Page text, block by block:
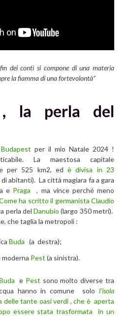
dei conti si compone di una materia
la fiamma di una fortevolontà”
, la perla del
Budapest per il mio Natale 2024 !
La maestosa capitale
per 525 km2, edè divisa in 23
di abitanti). La città magiara fa a gara
a e Praga , ma vince perché meno
ha scritto il germanista Claudio
perla delDanubio (largo 350 metri).
che taglia la metropoli :
Buda (a destra);
Pest (a sinistra).
e Pest sono molto diverse tra
hanno in comune solo l’isola
delle tante oasi verdi , che è aperta
essere stata trasformata in un